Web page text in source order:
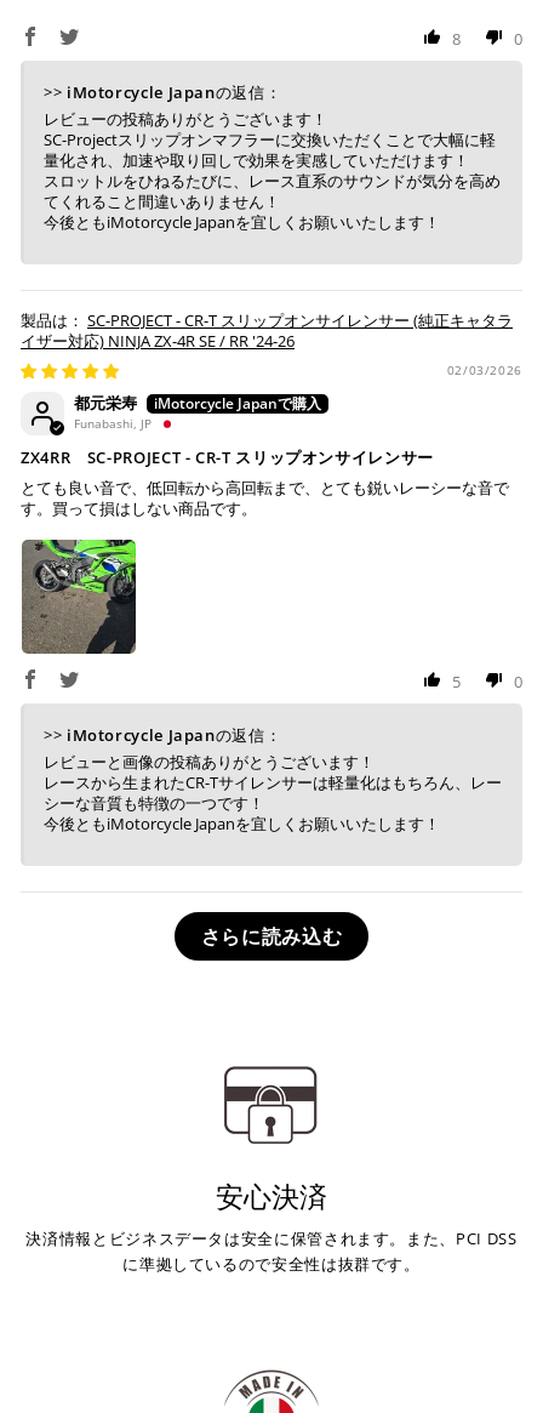
8 0
>> iMotorcycle Japanの返信：
レビューの投稿ありがとうございます！
SC-Projectスリップオンマフラーに交換いただくことで大幅に軽
量化され、加速や取り回しで効果を実感していただけます！
スロットルをひねるたびに、レース直系のサウンドが気分を高め
てくれること間違いありません！
今後ともiMotorcycle Japanを宜しくお願いいたします！
SC-PROJECT - CR-T スリップオンサイレンサー (純正キャタラ
イザー対応) NINJA ZX-4R SE / RR '24-26
02/03/2026
都元栄寿
Funabashi, JP
ZX4RR SC-PROJECT - CR-T スリップオンサイレンサー
とても良い音で、低回転から高回転まで、とても鋭いレーシーな音で
す。買って損はしない商品です。
5 0
>> iMotorcycle Japanの返信：
レビューと画像の投稿ありがとうございます！
レースから生まれたCR-Tサイレンサーは軽量化はもちろん、レー
シーな音質も特徴の一つです！
今後ともiMotorcycle Japanを宜しくお願いいたします！
さらに読み込む
安心決済
決済情報とビジネスデータは安全に保管されます。また、PCI DSS
に準拠しているので安全性は抜群です。